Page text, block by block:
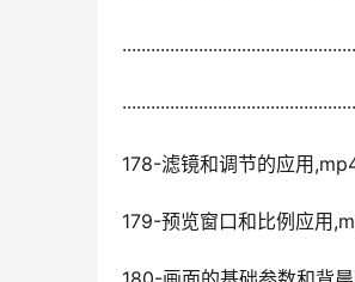
178-滤镜和调节的应用
179-预览窗口和比例应用